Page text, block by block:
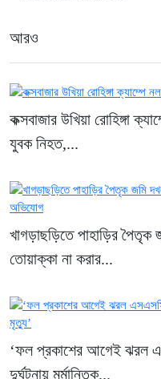
আরও
কক্সবাজার উখিয়া রোহিঙ্গা
যুবক নিহত,...
খাগড়াছড়িতে পাহাড়ির পৈতৃক
তোয়াক্কা না করার...
‘ফল প্রকাশের আগেই ঝরল
দুর্ঘটনায় মর্মান্তিক...